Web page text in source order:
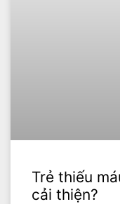
Trẻ thiếu
cải thiện?